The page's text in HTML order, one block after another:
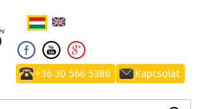
+36 30 566 5386 Kapcsolat